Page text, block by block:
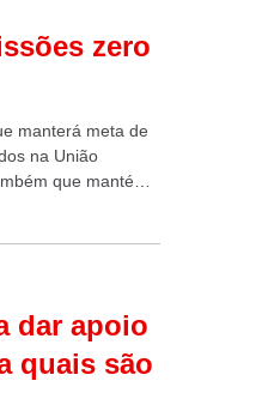
zero
manterá meta de
na União
que mantém
dar apoio
quais são